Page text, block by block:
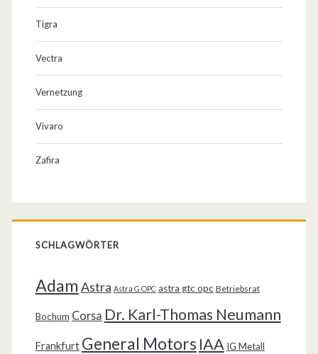
Tigra
Vectra
Vernetzung
Vivaro
Zafira
SCHLAGWÖRTER
AdamAstra Astra G OPC astra gtc opc Betriebsrat
Bochum Corsa Dr. Karl-Thomas Neumann
Frankfurt General Motors IAA IG Metall